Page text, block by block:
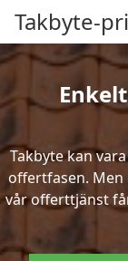
Takbyte-
Takbyte kan
offertfasen. Men
vår offerttjänst